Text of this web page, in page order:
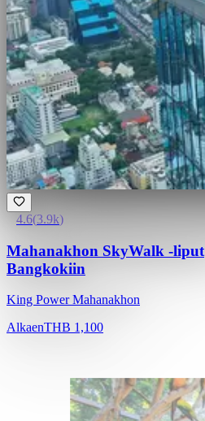
4.6(3.9k)
Mahanakhon SkyWalk -liput
Bangkokiin
King Power Mahanakhon
AlkaenTHB 1,100